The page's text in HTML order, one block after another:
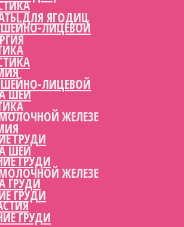
ЛИЦЕВОЙ
ШЕИ
ЖЕЛЕЗЕ
ГРУДИ
ГРУДИ
ГРУДИ
ДЛЯ ЯГОДИЦ
ЛИЦЕВОЙ
ШЕИ
ЖЕЛЕЗЕ
ГРУДИ
ГРУДИ